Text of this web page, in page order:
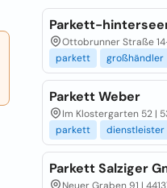
Parkett-
Ottobrunner Straße
parkett
großhändler
Parkett Weber
Im Klostergarten 52 |
parkett
dienstleister
Parkett Salziger